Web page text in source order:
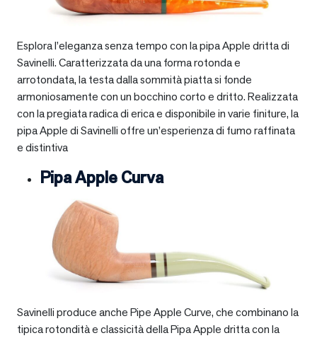
Esplora l’eleganza senza tempo con la pipa Apple dritta di
Savinelli. Caratterizzata da una forma rotonda e
arrotondata, la testa dalla sommità piatta si fonde
armoniosamente con un bocchino corto e dritto. Realizzata
con la pregiata radica di erica e disponibile in varie finiture, la
pipa Apple di Savinelli offre un’esperienza di fumo raffinata
e distintiva
Pipa Apple Curva
Savinelli produce anche Pipe Apple Curve, che combinano la
tipica rotondità e classicità della Pipa Apple dritta con la